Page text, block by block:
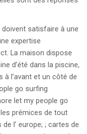
satisfaire à une
expertise
La maison dispose
d’été dans la piscine,
l’avant et un côté de
go surfing
let my people go
prémices de tout
l’ europe; ; cartes de